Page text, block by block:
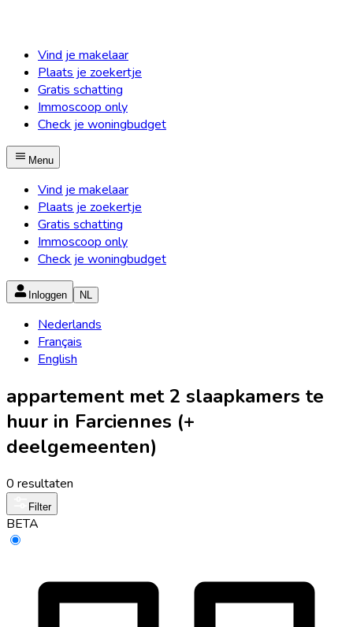
Vind je makelaar
Plaats je zoekertje
Gratis schatting
Immoscoop only
Check je woningbudget
Menu
Vind je makelaar
Plaats je zoekertje
Gratis schatting
Immoscoop only
Check je woningbudget
Inloggen NL
Nederlands
Français
English
appartement met 2 slaapkamers te
huur in Farciennes (+
deelgemeenten)
0 resultaten
Filter
BETA